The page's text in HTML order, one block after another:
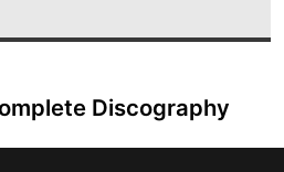
Discography